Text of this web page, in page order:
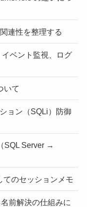
連性を整理する
イベント監視、ログ
いて
ョン（SQLi）防御
SQL Server →
てのセッションメモ
前解決の仕組みに